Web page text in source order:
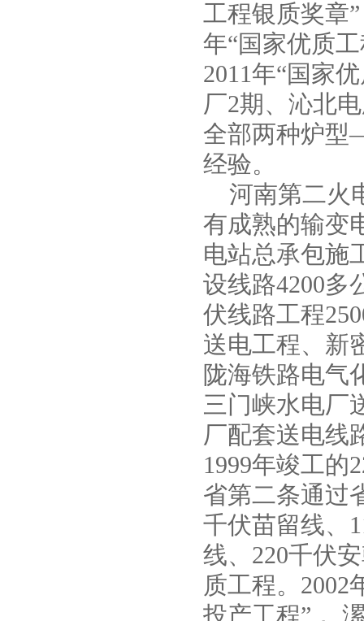
工程银质奖章
年“国家优质
2011年“国家
厂2期、沁北
全部两种炉型
经验。
河南第二火
有成熟的输变
电站总承包施
设线路4200多
伏线路工程
送电工程、新
陇海铁路电气
三门峡水电厂
厂配套送电线
1999年竣工的
省第二条通过
千伏苗留线、
线、220千伏
质工程。2002
投产工程”，